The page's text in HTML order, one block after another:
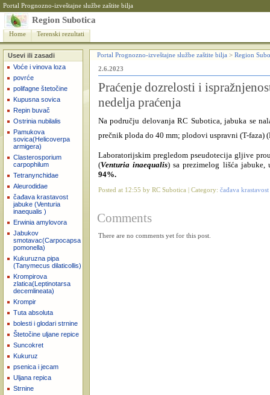
Portal Prognozno-izveštajne službe zaštite bilja
Region Subotica
Home Terenski rezultati
Usevi ili zasadi
Voće i vinova loza
povrće
polifagne štetočine
Kupusna sovica
Repin buvač
Ostrinia nubilalis
Pamukova
sovica(Helicoverpa
armigera)
Clasterosporium
carpophilum
Tetranynchidae
Aleurodidae
čađava krastavost
jabuke (Venturia
inaequalis )
Erwinia amylovora
Jabukov
smotavac(Carpocapsa
pomonella)
Kukuruzna pipa
(Tanymecus dilaticollis)
Krompirova
zlatica(Leptinotarsa
decemlineata)
Krompir
Tuta absoluta
bolesti i glodari strnine
Štetočine uljane repice
Suncokret
Kukuruz
psenica i jecam
Uljana repica
Strnine
Portal Prognozno-izveštajne službe zaštite bilja > Region
2.6.2023
Praćenje dozrelosti i
nedelja praćenja
Na području delovanja RC Subotica, jabuka se
prečnik ploda do 40 mm; plodovi uspravni (T-faza)
Laboratorijskim pregledom pseudotecija gljive
(Venturia inaequalis) sa prezimelog lišća
94%.
Posted at 12:55 by RC Subotica | Category: čađava
Comments
There are no comments yet for this post.